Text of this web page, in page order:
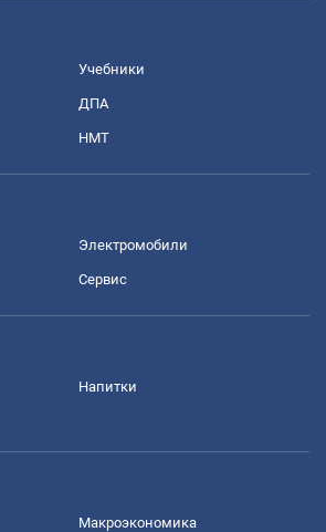
Учебники
ДПА
НМТ
Электромобили
Сервис
Напитки
Mакроэкономика